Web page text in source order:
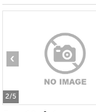
2/5
‹